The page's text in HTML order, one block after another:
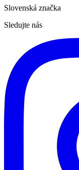
Slovenská značka
Sledujte nás